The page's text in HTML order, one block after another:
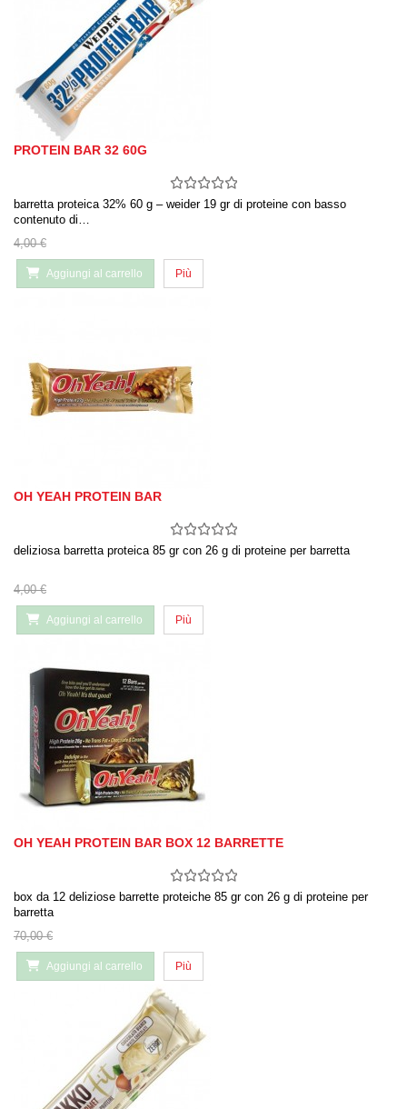
PROTEIN BAR 32 60G
barretta proteica 32% 60 g – weider 19 gr di proteine con basso
contenuto di…
4,00 €
Aggiungi al carrello Più
OH YEAH PROTEIN BAR
deliziosa barretta proteica 85 gr con 26 g di proteine per barretta
4,00 €
Aggiungi al carrello Più
OH YEAH PROTEIN BAR BOX 12 BARRETTE
box da 12 deliziose barrette proteiche 85 gr con 26 g di proteine per
barretta
70,00 €
Aggiungi al carrello Più